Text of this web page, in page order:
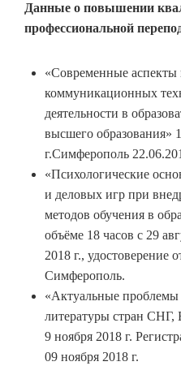
Данные о повышении
профессиональной
«Современные
коммуникационных
деятельности в
высшего образования»
г.Симферополь
«Психологические
и деловых игр при
методов обучения в
объёме 18 часов с 29
2018 г., удостоверение
Симферополь.
«Актуальные проблемы
литературы стран
9 ноября 2018 г.
09 ноября 2018 г.